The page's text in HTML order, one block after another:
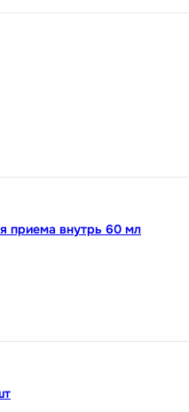
приема внутрь 60 мл